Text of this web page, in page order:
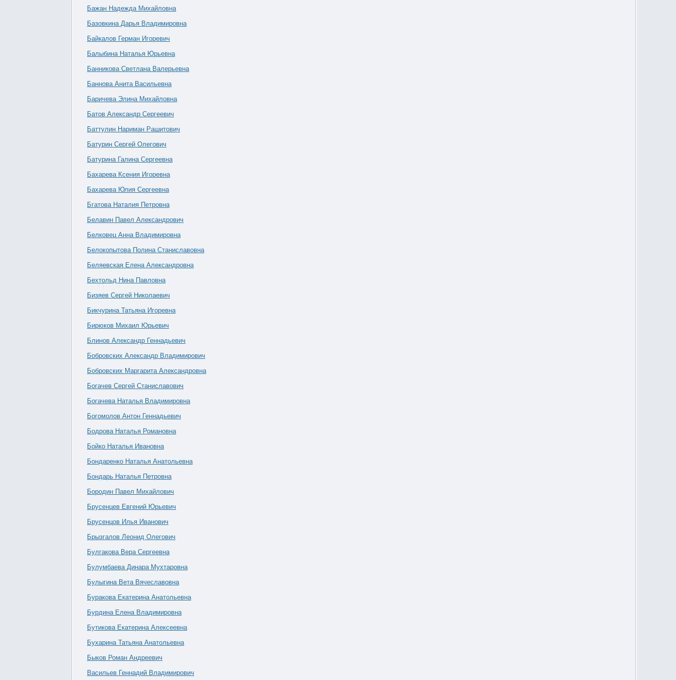
Бажан Надежда Михайловна
Базовкина Дарья Владимировна
Байкалов Герман Игоревич
Балыбина Наталья Юрьевна
Банникова Светлана Валерьевна
Баннова Анита Васильевна
Баричева Элина Михайловна
Батов Александр Сергеевич
Баттулин Нариман Рашитович
Батурин Сергей Олегович
Батурина Галина Сергеевна
Бахарева Ксения Игоревна
Бахарева Юлия Сергеевна
Бгатова Наталия Петровна
Белавин Павел Александрович
Белковец Анна Владимировна
Белокопытова Полина Станиславовна
Беляевская Елена Александровна
Бехтольд Нина Павловна
Бизяев Сергей Николаевич
Бикчурина Татьяна Игоревна
Бирюков Михаил Юрьевич
Блинов Александр Геннадьевич
Бобровских Александр Владимирович
Бобровских Маргарита Александровна
Богачев Сергей Станиславович
Богачева Наталья Владимировна
Богомолов Антон Геннадьевич
Бодрова Наталья Романовна
Бойко Наталья Ивановна
Бондаренко Наталья Анатольевна
Бондарь Наталья Петровна
Бородин Павел Михайлович
Брусенцев Евгений Юрьевич
Брусенцов Илья Иванович
Брызгалов Леонид Олегович
Булгакова Вера Сергеевна
Булумбаева Динара Мухтаровна
Булыгина Вета Вячеславовна
Буракова Екатерина Анатольевна
Бурдина Елена Владимировна
Бутикова Екатерина Алексеевна
Бухарина Татьяна Анатольевна
Быков Роман Андреевич
Васильев Геннадий Владимирович